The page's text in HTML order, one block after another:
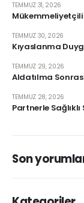
Mükemmeliyetçilik
TEMMUZ 31, 2026
Kıyaslanma
TEMMUZ 30, 2026
Aldatılma
TEMMUZ 29, 2026
Partnerle Sağlıklı
TEMMUZ 28, 2026
Son